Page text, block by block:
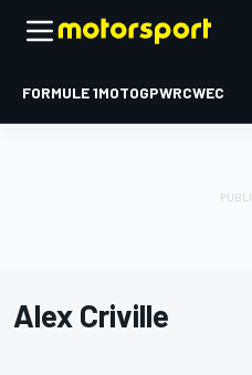
FORMULE 1MOTOGPWRCWEC
Alex Criville